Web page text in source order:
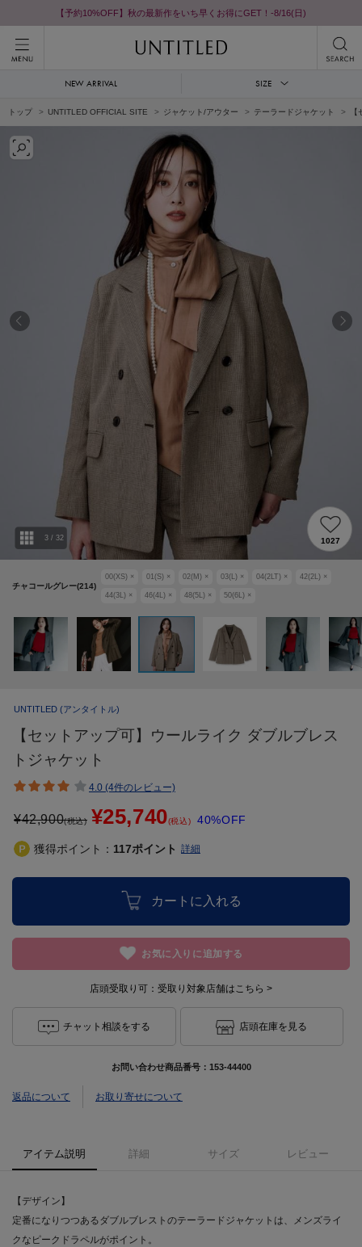
【予約10%OFF】秋の最新作をいち早くお得にGET！-8/16(日)
NEW ARRIVAL SIZE
トップ UNTITLED OFFICIAL SITE ジャケット/アウター テーラードジャケット
チャコールグレー(214)
00(XS) × 01(S) × 02(M) × 03(L) × 04(2LT) × 42(2L) ×
44(3L) × 46(4L) × 48(5L) × 50(6L) ×
3 / 32 1027
UNTITLED (アンタイトル)
【セットアップ可】ウールライク ダブルブレス
トジャケット
4.0 (4件のレビュー)
¥42,900(税込) ¥25,740(税込) 40%OFF
獲得ポイント： 117ポイント 詳細
カートに入れる
お気に入りに追加する
店頭受取り可： 受取り対象店舗はこちら >
チャット相談をする 店頭在庫を見る
お問い合わせ商品番号： 153-44400
返品について お取り寄せについて
アイテム説明 詳細 サイズ レビュー
【デザイン】
定番になりつつあるダブルブレストのテーラードジャケットは、メンズライ
クなピークドラペルがポイント。